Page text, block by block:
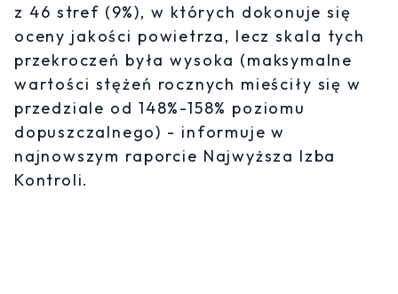
z 46 stref (9%), w których dokonuje się
oceny jakości powietrza, lecz skala tych
przekroczeń była wysoka (maksymalne
wartości stężeń rocznych mieściły się w
przedziale od 148%-158% poziomu
dopuszczalnego) - informuje w
najnowszym raporcie Najwyższa Izba
Kontroli.